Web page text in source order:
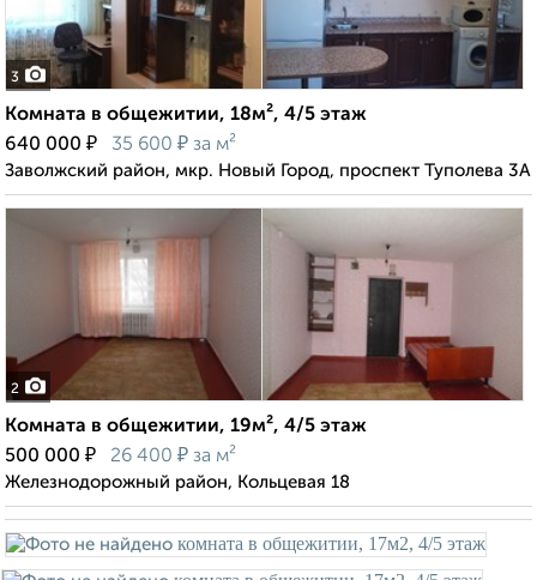
3
Комната в общежитии, 18м², 4/5 этаж
640 000 ₽ 35 600 ₽ за м²
Заволжский район, мкр. Новый Город, проспект Туполева 3А
2
Комната в общежитии, 19м², 4/5 этаж
500 000 ₽ 26 400 ₽ за м²
Железнодорожный район, Кольцевая 18